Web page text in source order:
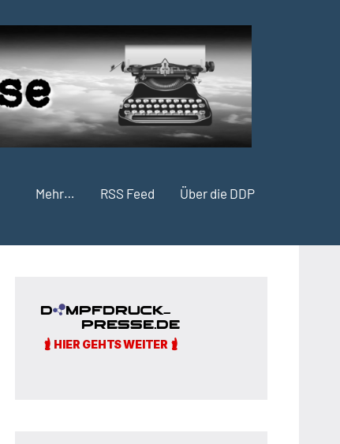
Mehr… RSS Feed Über die DDP